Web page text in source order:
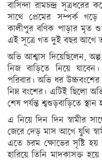
বিনোদন
চলচ্চিত্র
টেলিভিশন
সংগীত
অন্তর্জাল
স্বাস্থ্য
রূপচর্চা
বাসিন্দা রামচন্দ্র
সাথে প্রেমের সম্পর্ক গড়ে
কালীপুর বণিক পাড়ার মৃত
এই সূত্রে গত দুই বছর আগে
অভি আশ্বাস দিয়েছিলেন,
নিজ বাড়িতে নিয়ে
পরিবার। অভি ধর
নিম্ন বংশের। এটিই ছিলো
শেষ পর্যন্ত শ্বশুড়বাড়িতে স্থান
এ নিয়ে দিন দিন স্বামীর
জেরে দেড় মাস আগে যুথি
এতে চরম ক্ষোভের সৃষ্টি হয়
হারিয়ে তিনি মাদকাসক্ত